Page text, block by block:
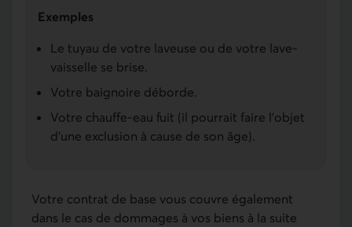
Exemples
Le tuyau de votre laveuse ou de votre lave-
vaisselle se brise.
Votre baignoire déborde.
Votre chauffe-eau fuit (il pourrait faire l’objet
d’une exclusion à cause de son âge).
Votre contrat de base vous couvre également
dans le cas de dommages à vos biens à la suite